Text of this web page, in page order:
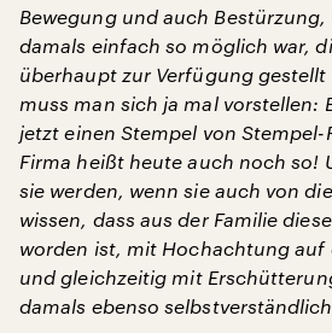
Bewegung und auch Bestürzung,
damals einfach so möglich war,
überhaupt zur Verfügung gestellt
muss man sich ja mal vorstellen:
jetzt einen Stempel von Stempel-
Firma heißt heute auch noch so!
sie werden, wenn sie auch von
wissen, dass aus der Familie
worden ist, mit Hochachtung auf
und gleichzeitig mit
damals ebenso selbstverständlich